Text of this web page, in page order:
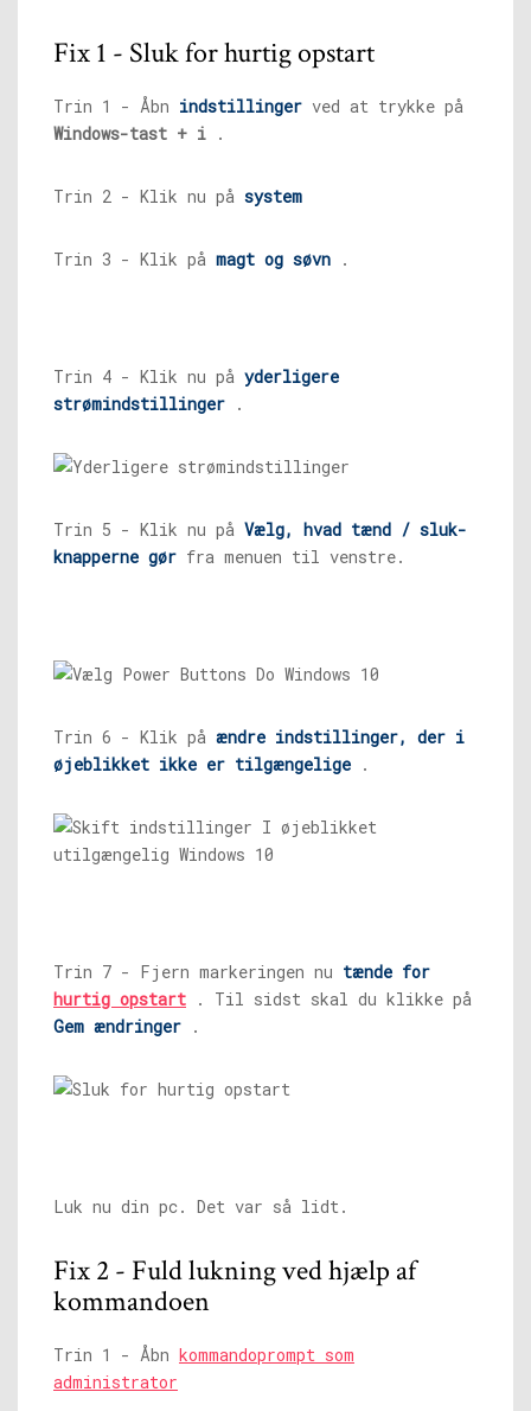
Fix 1 - Sluk for hurtig opstart
Trin 1 - Åbn indstillinger ved at trykke på
Windows-tast + i .
Trin 2 - Klik nu på system
Trin 3 - Klik på magt og søvn .
Trin 4 - Klik nu på yderligere
strømindstillinger .
Trin 5 - Klik nu på Vælg, hvad tænd / sluk-
knapperne gør fra menuen til venstre.
Trin 6 - Klik på ændre indstillinger, der i
øjeblikket ikke er tilgængelige .
Trin 7 - Fjern markeringen nu tænde for
hurtig opstart . Til sidst skal du klikke på
Gem ændringer .
Luk nu din pc. Det var så lidt.
Fix 2 - Fuld lukning ved hjælp af
kommandoen
Trin 1 - Åbn kommandoprompt som
administrator